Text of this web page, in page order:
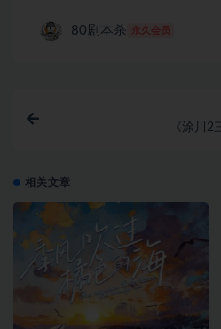
80剧本杀 永久会员
《涂川
相关文章